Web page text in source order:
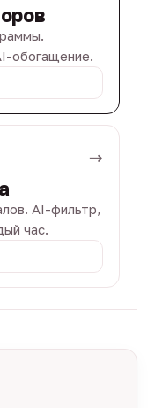
обогащение.
→
AI-фильтр,
час.